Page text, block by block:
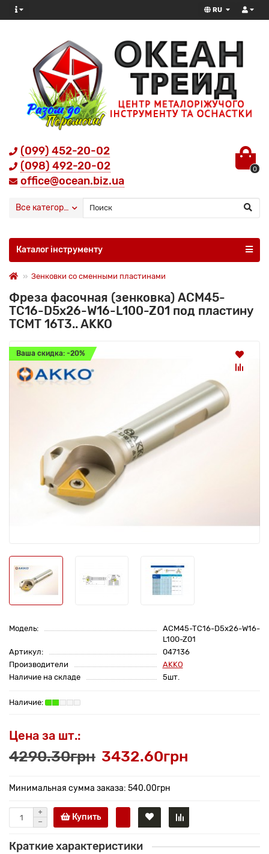
RU
(099) 452-20-02
(098) 492-20-02
office@ocean.biz.ua
0
Все категории
Каталог інструменту
Зенковки со сменными пластинами
Фреза фасочная (зенковка) ACM45-
TC16-D5x26-W16-L100-Z01 под пластину
TCMT 16T3.. AKKO
Ваша скидка: -20%
Модель:
ACM45-TC16-D5x26-W16-
L100-Z01
Артикул:
047136
Производители
AKKO
Наличие на складе
5шт.
Цена за шт.:
4290.30грн 3432.60грн
Минимальная сумма заказа: 540.00грн
Купить
Краткие характеристики